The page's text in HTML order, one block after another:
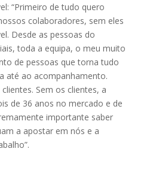
“Primeiro de tudo quero
colaboradores, sem eles
Desde as pessoas do
toda a equipa, o meu muito
de pessoas que torna tudo
até ao acompanhamento.
Sem os clientes, a
de 36 anos no mercado e de
importante saber
a apostar em nós e a